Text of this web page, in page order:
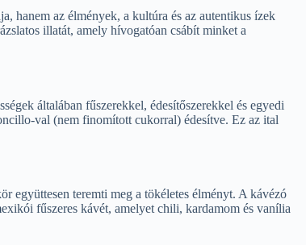
hanem az élmények, a kultúra és az autentikus ízek
illatát, amely hívogatóan csábít minket a
általában fűszerekkel, édesítőszerekkel és egyedi
val (nem finomított cukorral) édesítve. Ez az ital
együttesen teremti meg a tökéletes élményt. A kávézó
fűszeres kávét, amelyet chili, kardamom és vanília